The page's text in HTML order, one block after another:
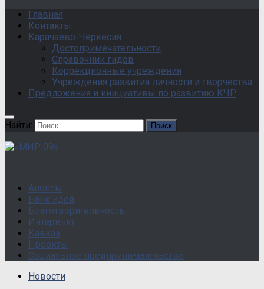
Главная
Контакты
Карачаево-Черкесия
Достопримечательности
Справочник гидов
Коррекционные учреждения
Учреждения развития личности и творчества
Предложения и инициативы по развитию КЧР
Найти:
Анонсы
Банк идей
Благотворительность
Интервью
Кавказ
Проекты
Социальное предпринимательство
Новости